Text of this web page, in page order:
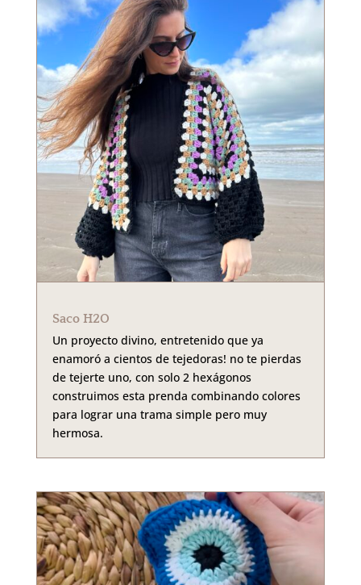
Saco H2O
Un proyecto divino, entretenido que ya
enamoró a cientos de tejedoras! no te pierdas
de tejerte uno, con solo 2 hexágonos
construimos esta prenda combinando colores
para lograr una trama simple pero muy
hermosa.